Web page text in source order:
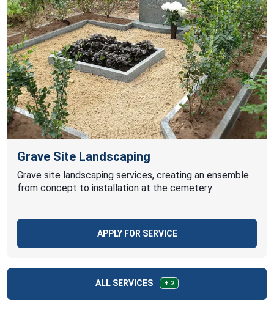
Grave Site Landscaping
Grave site landscaping services, creating an ensemble
from concept to installation at the cemetery
APPLY FOR SERVICE
ALL SERVICES + 2